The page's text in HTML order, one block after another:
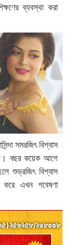
ব্যবস্থা করা
সমরজিৎ বিশ্বাস
বছর কয়েক আগে
শুভ্রজিৎ বিশ্বাস
এখন গবেষণা